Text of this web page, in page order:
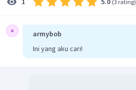
(3 rating)
armybob
Ini yang aku cari!